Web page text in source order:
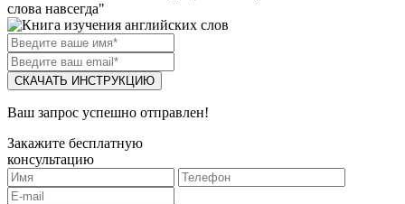
слова навсегда"
СКАЧАТЬ ИНСТРУКЦИЮ
Ваш запрос успешно отправлен!
Закажите бесплатную
консультацию